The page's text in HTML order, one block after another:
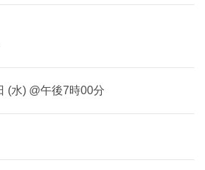
(水) @午後7時00分